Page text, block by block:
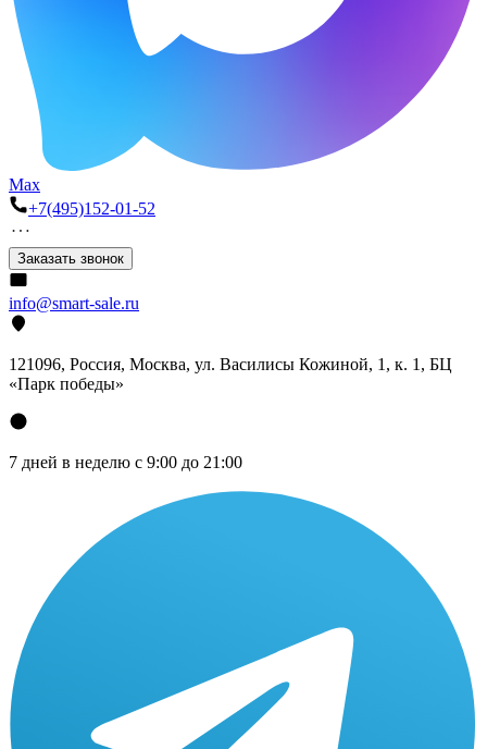
Max
+7(495)152-01-52
Заказать звонок
info@smart-sale.ru
121096, Россия, Москва, ул. Василисы Кожиной, 1, к. 1, БЦ
«Парк победы»
7 дней в неделю с 9:00 до 21:00